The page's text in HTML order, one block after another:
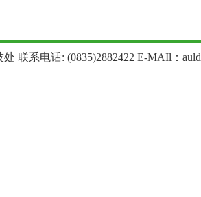
联系电话: (0835)2882422 E-MAIl：